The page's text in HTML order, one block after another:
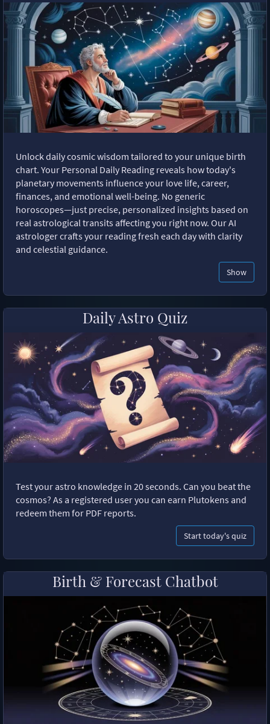
Unlock daily cosmic wisdom tailored to your unique birth
chart. Your Personal Daily Reading reveals how today's
planetary movements influence your love life, career,
finances, and emotional well-being. No generic
horoscopes—just precise, personalized insights based on
real astrological transits affecting you right now. Our AI
astrologer crafts your reading fresh each day with clarity
and celestial guidance.
Show
Daily Astro Quiz
Test your astro knowledge in 20 seconds. Can you beat the
cosmos? As a registered user you can earn Plutokens and
redeem them for PDF reports.
Start today's quiz
Birth & Forecast Chatbot